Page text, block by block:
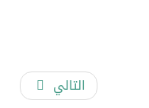
التالي